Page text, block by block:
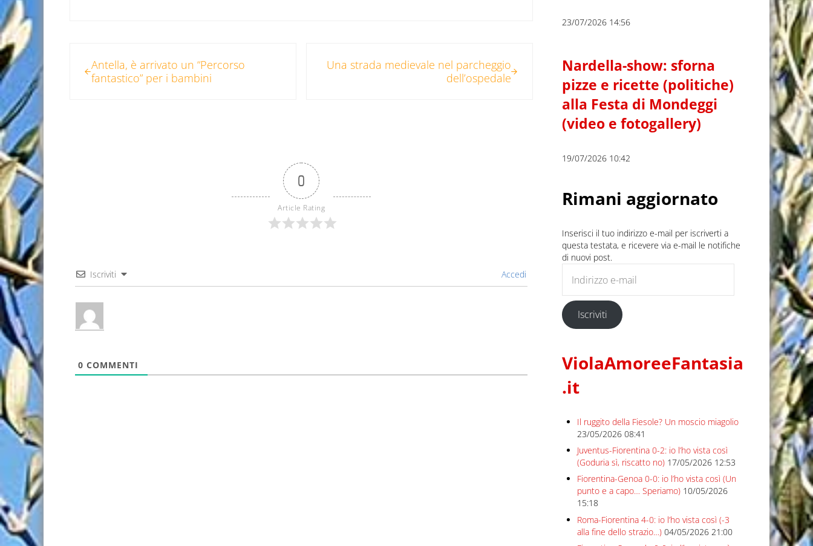
Antella, è arrivato un “Percorso
fantastico” per i bambini
Una strada medievale nel parcheggio
dell’ospedale
0
Article Rating
Iscriviti Accedi
0 COMMENTI
23/07/2026 14:56
Nardella-show: sforna
pizze e ricette (politiche)
alla Festa di Mondeggi
(video e fotogallery)
19/07/2026 10:42
Rimani aggiornato
Inserisci il tuo indirizzo e-mail per iscriverti a
questa testata, e ricevere via e-mail le notifiche
di nuovi post.
Iscriviti
ViolaAmoreeFantasia
.it
Il ruggito della Fiesole? Un moscio miagolio
23/05/2026 08:41
Juventus-Fiorentina 0-2: io l’ho vista così
(Goduria sì, riscatto no) 17/05/2026 12:53
Fiorentina-Genoa 0-0: io l’ho vista così (Un
punto e a capo… Speriamo) 10/05/2026
15:18
Roma-Fiorentina 4-0: io l’ho vista così (-3
alla fine dello strazio…) 04/05/2026 21:00